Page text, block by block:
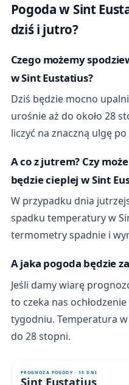
Pogoda w Sint
dziś i jutro?
Czego możemy
w Sint Eustatius?
Dziś będzie mocno
urośnie aż do około 28
liczyć na znaczną ulgę
A co z jutrem? Czy
będzie cieplej w Sint
W przypadku dnia
spadku temperatury w
termometry spadnie i
A jaka pogoda będzie
Jeśli damy wiarę
to czeka nas
tygodniu. Temperatura
do 28 stopni.